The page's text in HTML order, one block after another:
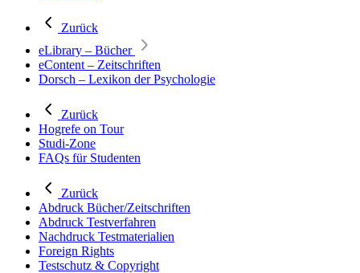
Zurück
eLibrary – Bücher
eContent – Zeitschriften
Dorsch – Lexikon der Psychologie
Zurück
Hogrefe on Tour
Studi-Zone
FAQs für Studenten
Zurück
Abdruck Bücher/Zeitschriften
Abdruck Testverfahren
Nachdruck Testmaterialien
Foreign Rights
Testschutz & Copyright